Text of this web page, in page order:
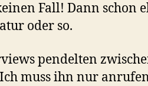
Fall! Dann schon
oder so.
pendelten
muss ihn nur